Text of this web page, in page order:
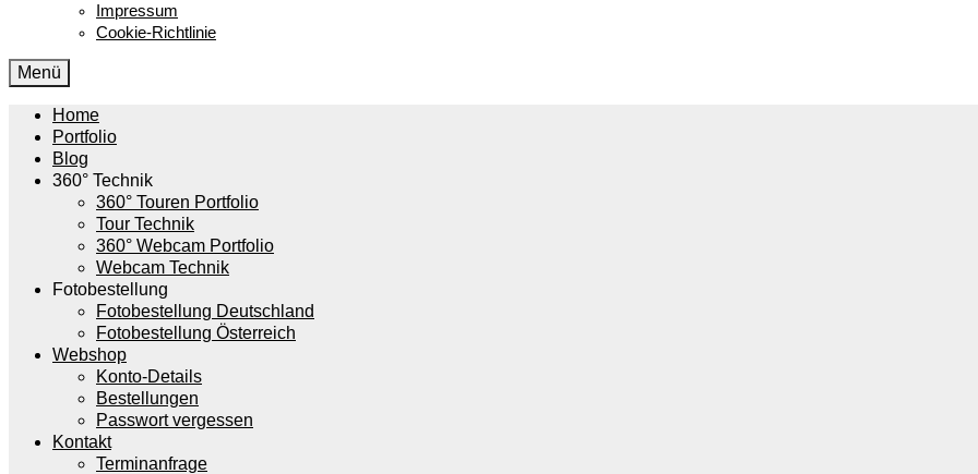
Impressum
Cookie-Richtlinie
Menü
Home
Portfolio
Blog
360° Technik
360° Touren Portfolio
Tour Technik
360° Webcam Portfolio
Webcam Technik
Fotobestellung
Fotobestellung Deutschland
Fotobestellung Österreich
Webshop
Konto-Details
Bestellungen
Passwort vergessen
Kontakt
Terminanfrage